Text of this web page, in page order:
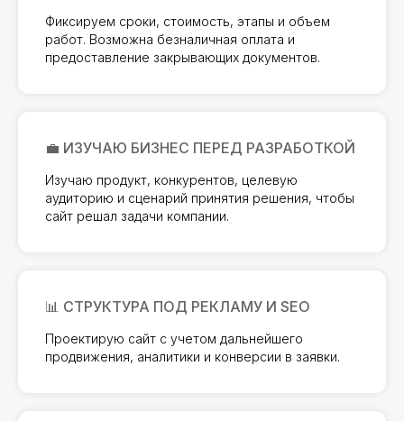
Фиксируем сроки, стоимость, этапы и объем
работ. Возможна безналичная оплата и
предоставление закрывающих документов.
💼 ИЗУЧАЮ БИЗНЕС ПЕРЕД РАЗРАБОТКОЙ
Изучаю продукт, конкурентов, целевую
аудиторию и сценарий принятия решения, чтобы
сайт решал задачи компании.
📊 СТРУКТУРА ПОД РЕКЛАМУ И SEO
Проектирую сайт с учетом дальнейшего
продвижения, аналитики и конверсии в заявки.